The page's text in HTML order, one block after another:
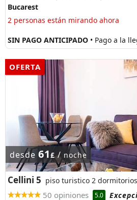
Bucarest
2 personas están mirando ahora
SIN PAGO ANTICIPADO • Pago a la
OFERTA
desde 61£/ noche
Cellini 5 piso turistico 2 dormitorios
50 opiniones 5.0